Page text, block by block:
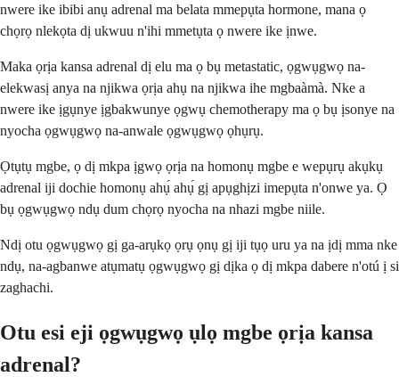
nwere ike ibibi anụ adrenal ma belata mmepụta hormone, mana ọ
chọrọ nlekọta dị ukwuu n'ihi mmetụta ọ nwere ike ịnwe.
Maka ọrịa kansa adrenal dị elu ma ọ bụ metastatic, ọgwụgwọ na-
elekwasị anya na njikwa ọrịa ahụ na njikwa ihe mgbaàmà. Nke a
nwere ike ịgụnye ịgbakwunye ọgwụ chemotherapy ma ọ bụ ịsonye na
nyocha ọgwụgwọ na-anwale ọgwụgwọ ọhụrụ.
Ọtụtụ mgbe, ọ dị mkpa ịgwọ ọrịa na homonụ mgbe e wepụrụ akụkụ
adrenal iji dochie homonụ ahụ́ ahụ́ gị apụghịzi imepụta n'onwe ya. Ọ
bụ ọgwụgwọ ndụ dum chọrọ nyocha na nhazi mgbe niile.
Ndị otu ọgwụgwọ gị ga-arụkọ ọrụ ọnụ gị iji tụọ uru ya na ịdị mma nke
ndụ, na-agbanwe atụmatụ ọgwụgwọ gị dịka ọ dị mkpa dabere n'otú ị si
zaghachi.
Otu esi eji ọgwụgwọ ụlọ mgbe ọrịa kansa
adrenal?